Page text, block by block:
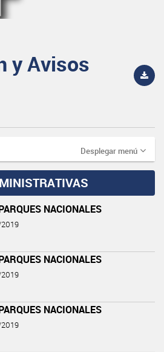
y Avisos
Desplegar menú
NACIONALES
NACIONALES
NACIONALES